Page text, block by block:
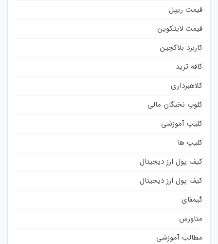
قیمت ریپل
قیمت لایتکوین
کاربرد بلاکچین
کافه ترید
کلاهبرداری
کلوپ نخبگان مالی
کلیپ آموزشی
کلیپ ها
کیف پول ارز دیجیتال
کیف پول ارز دیجیتال
گیمفای
متاورس
مطالب آموزشی